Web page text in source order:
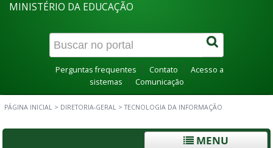
MINISTÉRIO DA EDUCAÇÃO
Perguntas frequentes Contato
Acesso a
sistemas
Comunicação
PÁGINA INICIAL > DIRETORIA-GERAL >TECNOLOGIA DA INFORMAÇÃO
MENU